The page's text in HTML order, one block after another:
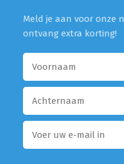
Meld je aan voor onze
ontvang extra korting!